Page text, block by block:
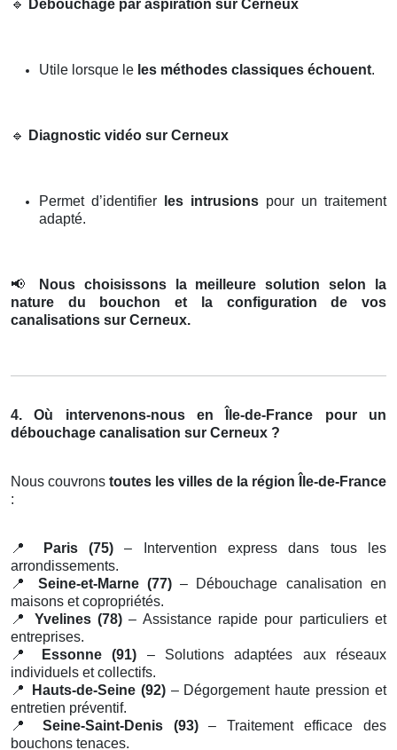
🔹 Débouchage par aspiration sur Cerneux
Utile lorsque le les méthodes classiques échouent.
🔹 Diagnostic vidéo sur Cerneux
Permet d’identifier les intrusions pour un traitement
adapté.
📢
Nous choisissons la meilleure solution selon la
nature du bouchon et la configuration de vos
canalisations sur Cerneux.
4. Où intervenons-nous en Île-de-France pour un
débouchage canalisation sur Cerneux ?
Nous couvrons toutes les villes de la région Île-de-France
:
📍 Paris (75) – Intervention express dans tous les
arrondissements.
📍
Seine-et-Marne (77)– Débouchage canalisation en
maisons et copropriétés.
📍
Yvelines (78) – Assistance rapide pour particuliers et
entreprises.
📍
Essonne (91) – Solutions adaptées aux réseaux
individuels et collectifs.
📍
Hauts-de-Seine (92)– Dégorgement haute pression et
entretien préventif.
📍
Seine-Saint-Denis (93)– Traitement efficace des
bouchons tenaces.